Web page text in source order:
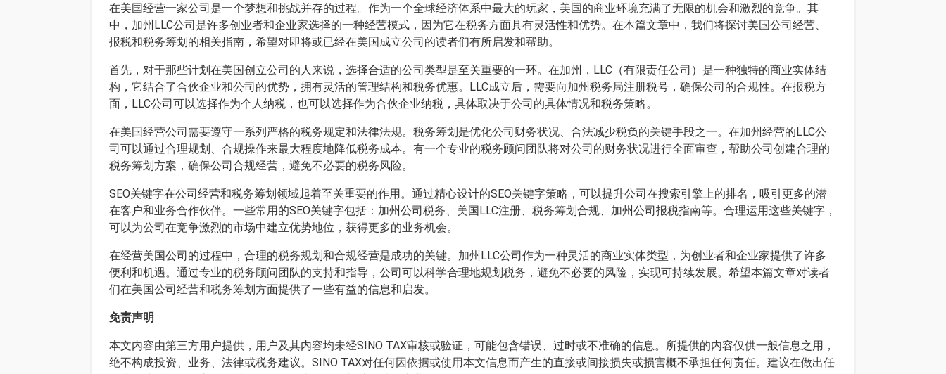
在美国经营一家公司是一个梦想和挑战并存的过程。作为一个全球经济体系中最大的玩家，美国的商业环境充满了无限的机会和激烈的竞争。其
中，加州LLC公司是许多创业者和企业家选择的一种经营模式，因为它在税务方面具有灵活性和优势。在本篇文章中，我们将探讨美国公司经营、
报税和税务筹划的相关指南，希望对即将或已经在美国成立公司的读者们有所启发和帮助。
首先，对于那些计划在美国创立公司的人来说，选择合适的公司类型是至关重要的一环。在加州，LLC（有限责任公司）是一种独特的商业实体结
构，它结合了合伙企业和公司的优势，拥有灵活的管理结构和税务优惠。LLC成立后，需要向加州税务局注册税号，确保公司的合规性。在报税方
面，LLC公司可以选择作为个人纳税，也可以选择作为合伙企业纳税，具体取决于公司的具体情况和税务策略。
在美国经营公司需要遵守一系列严格的税务规定和法律法规。税务筹划是优化公司财务状况、合法减少税负的关键手段之一。在加州经营的LLC公
司可以通过合理规划、合规操作来最大程度地降低税务成本。有一个专业的税务顾问团队将对公司的财务状况进行全面审查，帮助公司创建合理的
税务筹划方案，确保公司合规经营，避免不必要的税务风险。
SEO关键字在公司经营和税务筹划领域起着至关重要的作用。通过精心设计的SEO关键字策略，可以提升公司在搜索引擎上的排名，吸引更多的潜
在客户和业务合作伙伴。一些常用的SEO关键字包括：加州公司税务、美国LLC注册、税务筹划合规、加州公司报税指南等。合理运用这些关键字，
可以为公司在竞争激烈的市场中建立优势地位，获得更多的业务机会。
在经营美国公司的过程中，合理的税务规划和合规经营是成功的关键。加州LLC公司作为一种灵活的商业实体类型，为创业者和企业家提供了许多
便利和机遇。通过专业的税务顾问团队的支持和指导，公司可以科学合理地规划税务，避免不必要的风险，实现可持续发展。希望本篇文章对读者
们在美国公司经营和税务筹划方面提供了一些有益的信息和启发。
免责声明
本文内容由第三方用户提供，用户及其内容均未经SINO TAX审核或验证，可能包含错误、过时或不准确的信息。所提供的内容仅供一般信息之用，
绝不构成投资、业务、法律或税务建议。SINO TAX对任何因依据或使用本文信息而产生的直接或间接损失或损害概不承担任何责任。建议在做出任